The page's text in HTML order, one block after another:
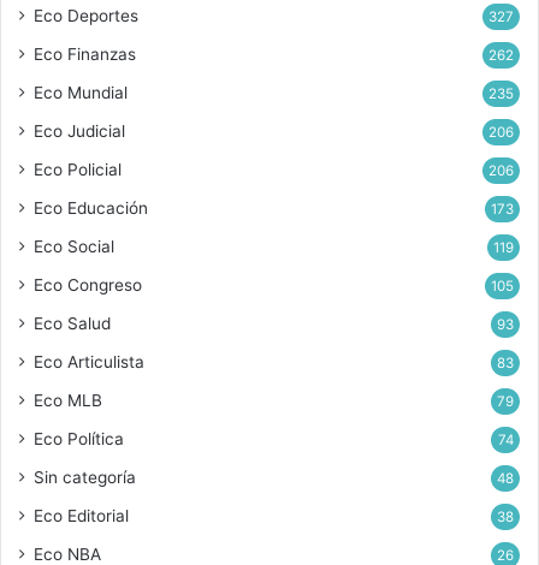
Eco Deportes 327
Eco Finanzas 262
Eco Mundial 235
Eco Judicial 206
Eco Policial 206
Eco Educación 173
Eco Social 119
Eco Congreso 105
Eco Salud 93
Eco Articulista 83
Eco MLB 79
Eco Política 74
Sin categoría 48
Eco Editorial 38
Eco NBA 26